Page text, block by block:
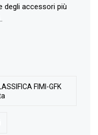
degli accessori più
FIMI-GFK